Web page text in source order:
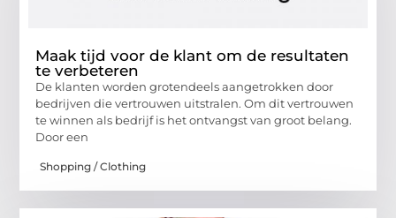
Maak tijd voor de klant om de resultaten
te verbeteren
De klanten worden grotendeels aangetrokken door
bedrijven die vertrouwen uitstralen. Om dit vertrouwen
te winnen als bedrijf is het ontvangst van groot belang.
Door een
Shopping / Clothing